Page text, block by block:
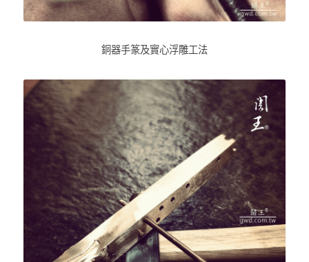
銅器手篆及實心浮雕工法